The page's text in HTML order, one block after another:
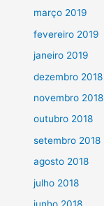
março 2019
fevereiro 2019
janeiro 2019
dezembro 2018
novembro 2018
outubro 2018
setembro 2018
agosto 2018
julho 2018